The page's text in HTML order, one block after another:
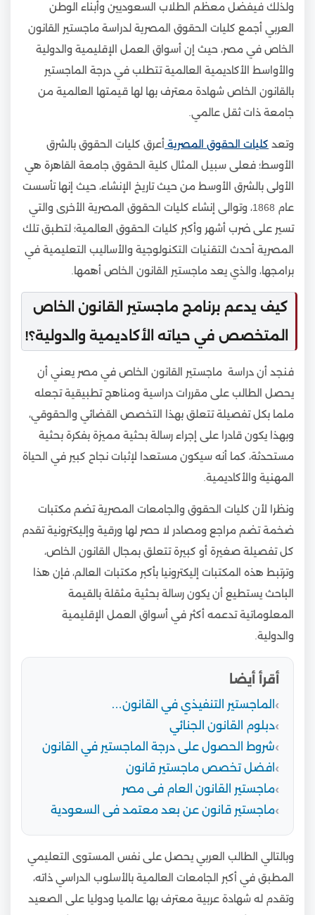
ولذلك فيفضل معظم الطلاب السعوديين وأبناء الوطن
العربي أجمع كليات الحقوق المصرية لدراسة ماجستير القانون
الخاص في مصر، حيث إن أسواق العمل الإقليمية والدولية
والأواسط الأكاديمية العالمية تتطلب في درجة الماجستير
بالقانون الخاص شهادة معترف بها لها قيمتها العالمية من
جامعة ذات ثقل عالمي.
وتعد كليات الحقوق المصرية أعرق كليات الحقوق بالشرق
الأوسط؛ فعلى سبيل المثال كلية الحقوق جامعة القاهرة هي
الأولى بالشرق الأوسط من حيث تاريخ الإنشاء، حيث إنها تأسست
عام 1868، وتوالى إنشاء كليات الحقوق المصرية الأخرى والتي
تسير على ضرب أشهر وأكبر كليات الحقوق العالمية؛ لتطبق تلك
المصرية أحدث التقنيات التكنولوجية والأساليب التعليمية في
برامجها، والذي يعد ماجستير القانون الخاص أهمها.
كيف يدعم برنامج ماجستير القانون الخاص
المتخصص في حياته الأكاديمية والدولية؟!
فنجد أن دراسة ماجستير القانون الخاص في مصر يعني أن
يحصل الطالب على مقررات دراسية ومناهج تطبيقية تجعله
ملما بكل تفصيلة تتعلق بهذا التخصص القضائي والحقوقي،
وبهذا يكون قادرا على إجراء رسالة بحثية مميزة بفكرة بحثية
مستحدثة، كما أنه سيكون مستعدا لإثبات نجاح كبير في الحياة
المهنية والأكاديمية.
ونظرا لأن كليات الحقوق والجامعات المصرية تضم مكتبات
ضخمة تضم مراجع ومصادر لا حصر لها ورقية وإليكترونية تقدم
كل تفصيلة صغيرة أو كبيرة تتعلق بمجال القانون الخاص،
وترتبط هذه المكتبات إليكترونيا بأكبر مكتبات العالم، فإن هذا
الباحث يستطيع أن يكون رسالة بحثية مثقلة بالقيمة
المعلوماتية تدعمه أكثر في أسواق العمل الإقليمية
والدولية.
أقرأ أيضا
الماجستير التنفيذي في القانون…
دبلوم القانون الجنائي
شروط الحصول على درجة الماجستير في القانون
افضل تخصص ماجستير قانون
ماجستير القانون العام فى مصر
ماجستير قانون عن بعد معتمد فى السعودية
وبالتالي الطالب العربي يحصل على نفس المستوى التعليمي
المطبق في أكبر الجامعات العالمية بالأسلوب الدراسي ذاته،
وتقدم له شهادة عربية معترف بها عالميا ودوليا على الصعيد